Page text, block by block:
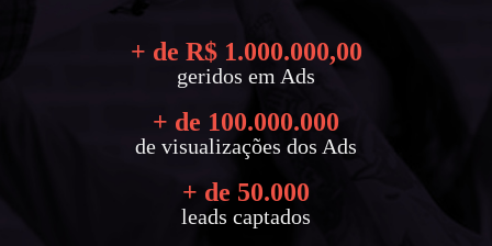
+ de R$ 1.000.000,00
geridos em Ads
+ de 100.000.000
de visualizações dos Ads
+ de 50.000
leads captados